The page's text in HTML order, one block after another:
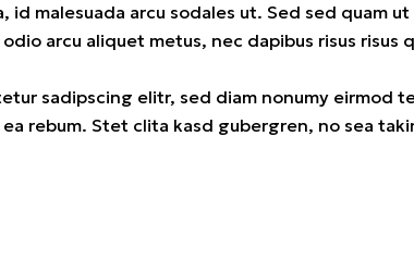
id malesuada arcu sodales ut. Sed sed quam
arcu aliquet metus, nec dapibus risus risus
sadipscing elitr, sed diam nonumy eirmod
rebum. Stet clita kasd gubergren, no sea